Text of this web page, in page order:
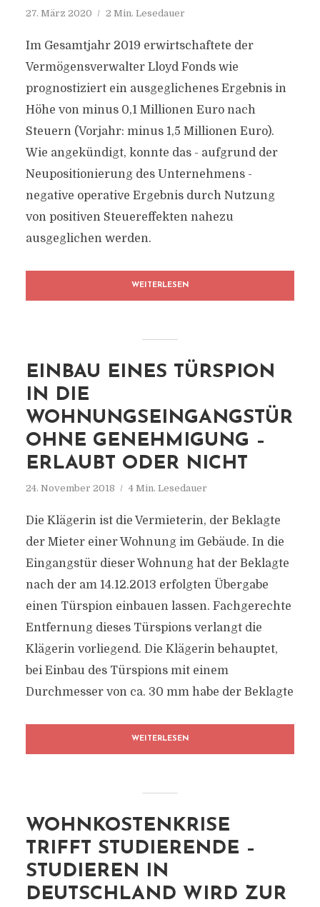
27. März 2020 2 Min. Lesedauer
Im Gesamtjahr 2019 erwirtschaftete der
Vermögensverwalter Lloyd Fonds wie
prognostiziert ein ausgeglichenes Ergebnis in
Höhe von minus 0,1 Millionen Euro nach
Steuern (Vorjahr: minus 1,5 Millionen Euro).
Wie angekündigt, konnte das - aufgrund der
Neupositionierung des Unternehmens -
negative operative Ergebnis durch Nutzung
von positiven Steuereffekten nahezu
ausgeglichen werden.
WEITERLESEN
EINBAU EINES TÜRSPION
IN DIE
WOHNUNGSEINGANGSTÜR
OHNE GENEHMIGUNG –
ERLAUBT ODER NICHT
24. November 2018 4 Min. Lesedauer
Die Klägerin ist die Vermieterin, der Beklagte
der Mieter einer Wohnung im Gebäude. In die
Eingangstür dieser Wohnung hat der Beklagte
nach der am 14.12.2013 erfolgten Übergabe
einen Türspion einbauen lassen. Fachgerechte
Entfernung dieses Türspions verlangt die
Klägerin vorliegend. Die Klägerin behauptet,
bei Einbau des Türspions mit einem
Durchmesser von ca. 30 mm habe der Beklagte
WEITERLESEN
WOHNKOSTENKRISE
TRIFFT STUDIERENDE –
STUDIEREN IN
DEUTSCHLAND WIRD ZUR